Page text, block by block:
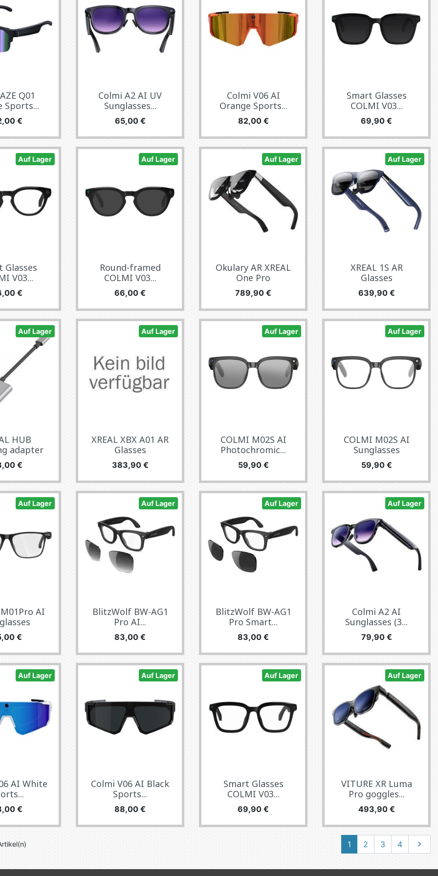
Q01
Sports...
€
Colmi A2 AI UV
Sunglasses...
Preis
65,00 €
Colmi V06 AI
Orange Sports...
Preis
82,00 €
Smart Glasses
COLMI V03...
Preis
69,90 €
Auf Lager
Glasses
V03...
€
Auf Lager
Round-framed
COLMI V03...
Preis
66,00 €
Auf Lager
Okulary AR XREAL
One Pro
Preis
789,90 €
Auf Lager
XREAL 1S AR
Glasses
Preis
639,90 €
Auf Lager
HUB
adapter
€
Auf Lager
XREAL XBX A01 AR
Glasses
Preis
383,90 €
Auf Lager
COLMI M02S AI
Photochromic...
Preis
59,90 €
Auf Lager
COLMI M02S AI
Sunglasses
Preis
59,90 €
Auf Lager
AI
€
Auf Lager
BlitzWolf BW-AG1
Pro AI...
Preis
83,00 €
Auf Lager
BlitzWolf BW-AG1
Pro Smart...
Preis
83,00 €
Auf Lager
Colmi A2 AI
Sunglasses (3...
Preis
79,90 €
Auf Lager
AI White
€
Auf Lager
Colmi V06 AI Black
Sports...
Preis
88,00 €
Auf Lager
Smart Glasses
COLMI V03...
Preis
69,90 €
Auf Lager
VITURE XR Luma
Pro goggles...
Preis
493,90 €
1 2 3 4 Weiter
